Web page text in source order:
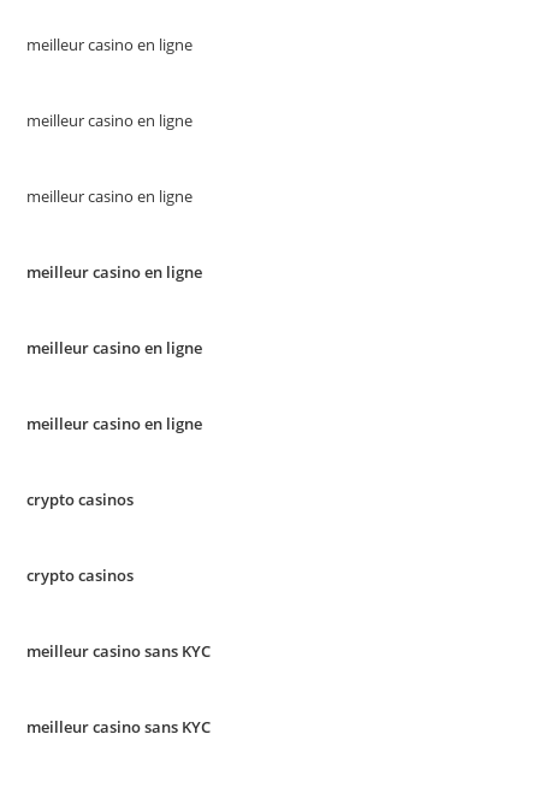
meilleur casino en ligne
meilleur casino en ligne
meilleur casino en ligne
meilleur casino en ligne
meilleur casino en ligne
meilleur casino en ligne
crypto casinos
crypto casinos
meilleur casino sans KYC
meilleur casino sans KYC